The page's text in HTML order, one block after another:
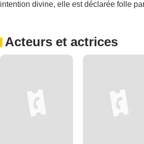
intention divine, elle est déclarée folle
Acteurs et actrices